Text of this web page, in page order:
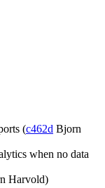
(c462d Bjorn
when no data
Harvold)